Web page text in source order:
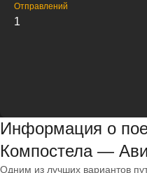
Отправлений
1
Информация о
Компостела —
Одним из лучших вариантов